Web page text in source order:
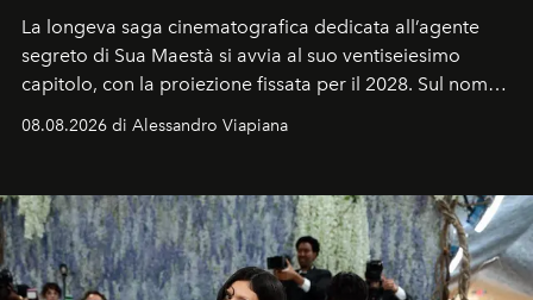
La longeva saga cinematografica dedicata all’agente
segreto di Sua Maestà si avvia al suo ventiseiesimo
capitolo, con la proiezione fissata per il 2028. Sul nome
Craig, però, regna ancora il più assoluto riserbo.
08.08.2026 di Alessandro Viapiana